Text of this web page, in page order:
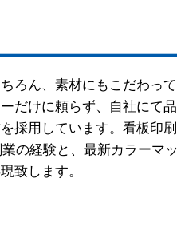
ろん、素材にもこだわって
だけに頼らず、自社にて品
採用しています。看板印刷
の経験と、最新カラーマッ
致します。